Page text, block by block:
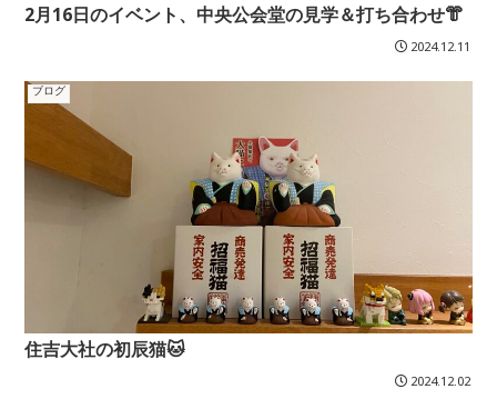
2月16日のイベント、中央公会堂の見学＆打ち合わせ👘
2024.12.11
ブログ
住吉大社の初辰猫🐱
2024.12.02